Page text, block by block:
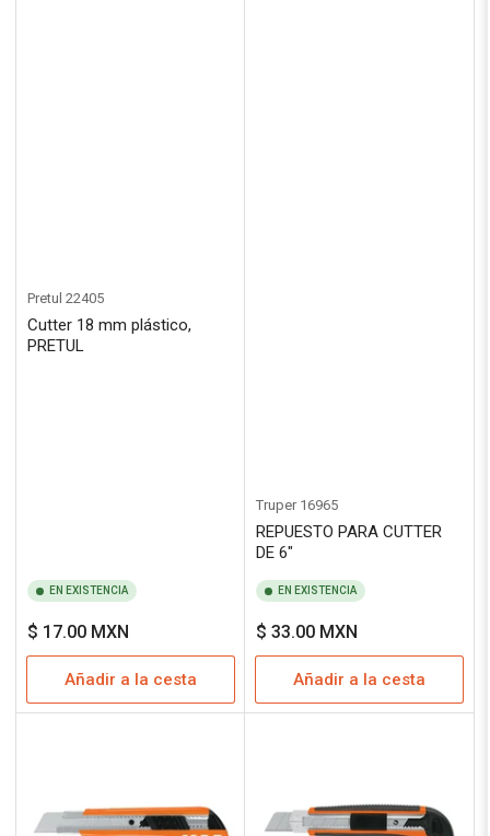
Pretul 22405
Cutter 18 mm plástico,
PRETUL
EN EXISTENCIA
Precio
regular
$ 17.00 MXN
Añadir a la cesta
Truper 16965
REPUESTO PARA CUTTER
DE 6"
EN EXISTENCIA
Precio
regular
$ 33.00 MXN
Añadir a la cesta